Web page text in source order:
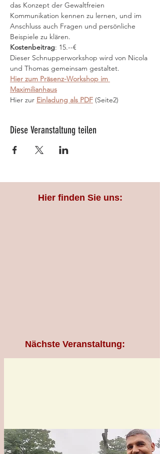
das Konzept der Gewaltfreien
Kommunikation kennen zu lernen, und im
Anschluss auch Fragen und persönliche
Beispiele zu klären.
Kostenbeitrag: 15.--€
Dieser Schnupperworkshop wird von Nicola
und Thomas gemeinsam gestaltet.
Hier zum Präsenz-Workshop im
Maximilianhaus
Hier zur Einladung als PDF (Seite2)
Diese Veranstaltung teilen
Hier finden Sie uns:
Nächste Veranstaltung: